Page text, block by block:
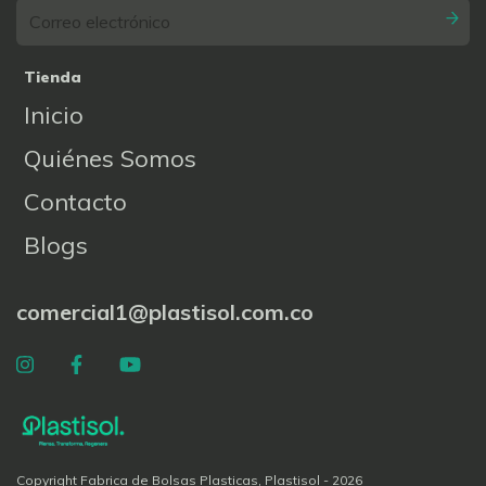
Tienda
Inicio
Quiénes Somos
Contacto
Blogs
comercial1@plastisol.com.co
Copyright Fabrica de Bolsas Plasticas, Plastisol - 2026